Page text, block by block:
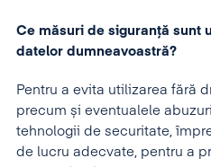
Ce măsuri de siguranță sunt
datelor dumneavoastră?
Pentru a evita utilizarea fără
precum și eventualele
tehnologii de securitate,
de lucru adecvate, pentru a